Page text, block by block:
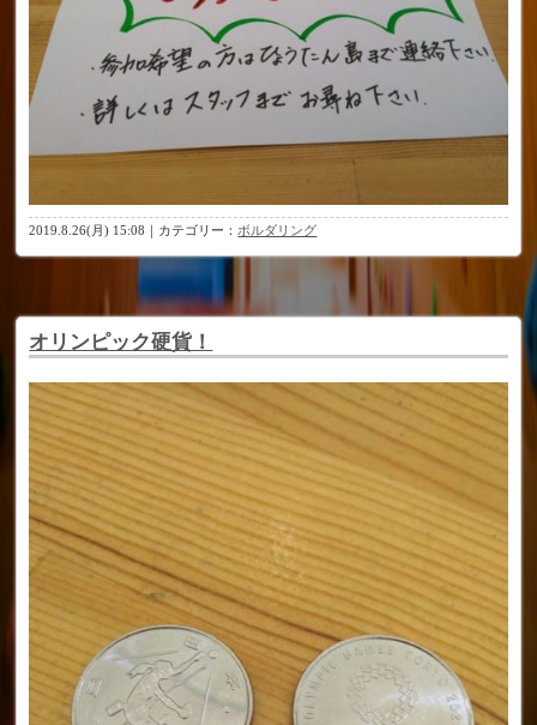
2019.8.26(月) 15:08｜カテゴリー： ボルダリング
オリンピック硬貨！